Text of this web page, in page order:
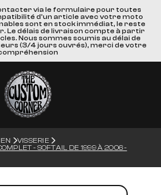
via le formulaire pour toutes
d'un article avec votre moto
sont en stock immédiat, le reste
Le délais de livraison compte à partir
Nous sommes soumis au délai de
(3/4 jours ouvrés), merci de votre
VISSERIE
- SOFTAIL DE 1999 À 2006 -